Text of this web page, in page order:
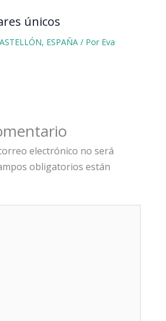
únicos
, ESPAÑA/ Por Eva
electrónico no será
obligatorios están